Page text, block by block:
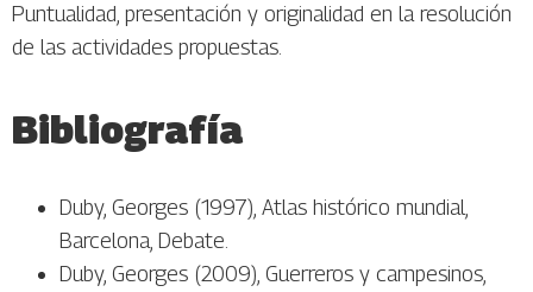
Puntualidad, presentación y originalidad en la resolución
de las actividades propuestas.
Bibliografía
Duby, Georges (1997), Atlas histórico mundial,
Barcelona, Debate.
Duby, Georges (2009), Guerreros y campesinos,